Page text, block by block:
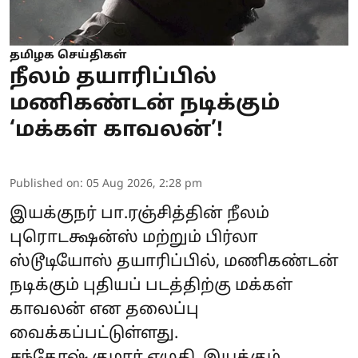
தமிழக செய்திகள்
நீலம் தயாரிப்பில்
மணிகண்டன் நடிக்கும்
‘மக்கள் காவலன்’!
Published on: 05 Aug 2026, 2:28 pm
இயக்குநர் பா.ரஞ்சித்தின் நீலம்
புரொடக்ஷன்ஸ் மற்றும் பிர்லா
ஸ்டூடியோஸ் தயாரிப்பில், மணிகண்டன்
நடிக்கும் புதியப் படத்திற்கு மக்கள்
காவலன் என தலைப்பு
வைக்கப்பட்டுள்ளது.